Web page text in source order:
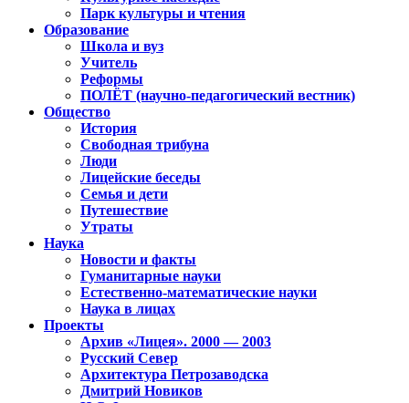
Парк культуры и чтения
Образование
Школа и вуз
Учитель
Реформы
ПОЛЁТ (научно-педагогический вестник)
Общество
История
Свободная трибуна
Люди
Лицейские беседы
Семья и дети
Путешествие
Утраты
Наука
Новости и факты
Гуманитарные науки
Естественно-математические науки
Наука в лицах
Проекты
Архив «Лицея». 2000 — 2003
Русский Север
Архитектура Петрозаводска
Дмитрий Новиков